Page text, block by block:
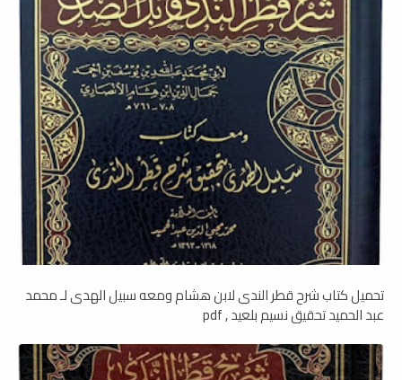
تحميل كتاب شرح قطر الندى لابن هشام ومعه سبيل الهدى لـ محمد
عبد الحميد تحقيق نسيم بلعيد , pdf